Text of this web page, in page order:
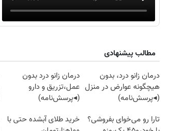
مطالب پیشنهادی
درمان زانو درد، بدون
هیچگونه عوارض در منزل
(◂پرسش‌نامه)
درمان زانو درد بدون
عمل،تزریق و دارو
(◂پرسش‌نامه)
تارا رو می‌خوای بفروشی؟
خرید طلای آبشده حتی با